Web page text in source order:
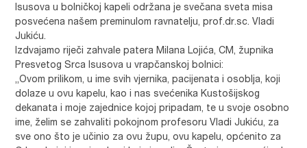
Isusova u bolničkoj kapeli održana je svečana sveta misa
posvećena našem preminulom ravnatelju, prof.dr.sc. Vladi
Jukiću.
Izdvajamo riječi zahvale patera Milana Lojića, CM, župnika
Presvetog Srca Isusova u vrapčanskoj bolnici:
„Ovom prilikom, u ime svih vjernika, pacijenata i osoblja, koji
dolaze u ovu kapelu, kao i nas svećenika Kustošijskog
dekanata i moje zajednice kojoj pripadam, te u svoje osobno
ime, želim se zahvaliti pokojnom profesoru Vladi Jukiću, za
sve ono što je učinio za ovu župu, ovu kapelu, općenito za